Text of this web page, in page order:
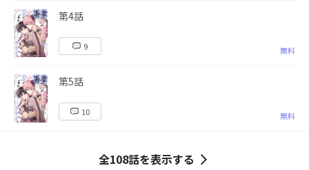
第4話
9 無料
第5話
10 無料
全108話を表示する